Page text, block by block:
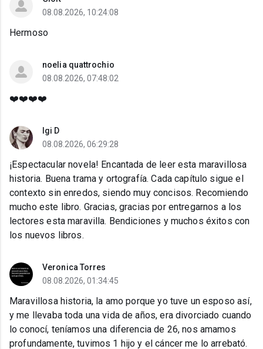
08.08.2026, 10:24:08
Hermoso
noelia quattrochio
08.08.2026, 07:48:02
❤️❤️❤️❤️
Igi D
08.08.2026, 06:29:28
¡Espectacular novela! Encantada de leer esta maravillosa
historia. Buena trama y ortografía. Cada capítulo sigue el
contexto sin enredos, siendo muy concisos. Recomiendo
mucho este libro. Gracias, gracias por entregarnos a los
lectores esta maravilla. Bendiciones y muchos éxitos con
los nuevos libros.
Veronica Torres
08.08.2026, 01:34:45
Maravillosa historia, la amo porque yo tuve un esposo así,
y me llevaba toda una vida de años, era divorciado cuando
lo conocí, teníamos una diferencia de 26, nos amamos
profundamente, tuvimos 1 hijo y el cáncer me lo arrebató.